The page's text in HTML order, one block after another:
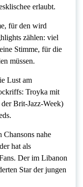
erlaubt.
für den wird
zählen: viel
Stimme, für die
müssen.
Lust am
Troyka mit
Brit-Jazz-Week)
nahe
hat als
Der im Libanon
Star der jungen